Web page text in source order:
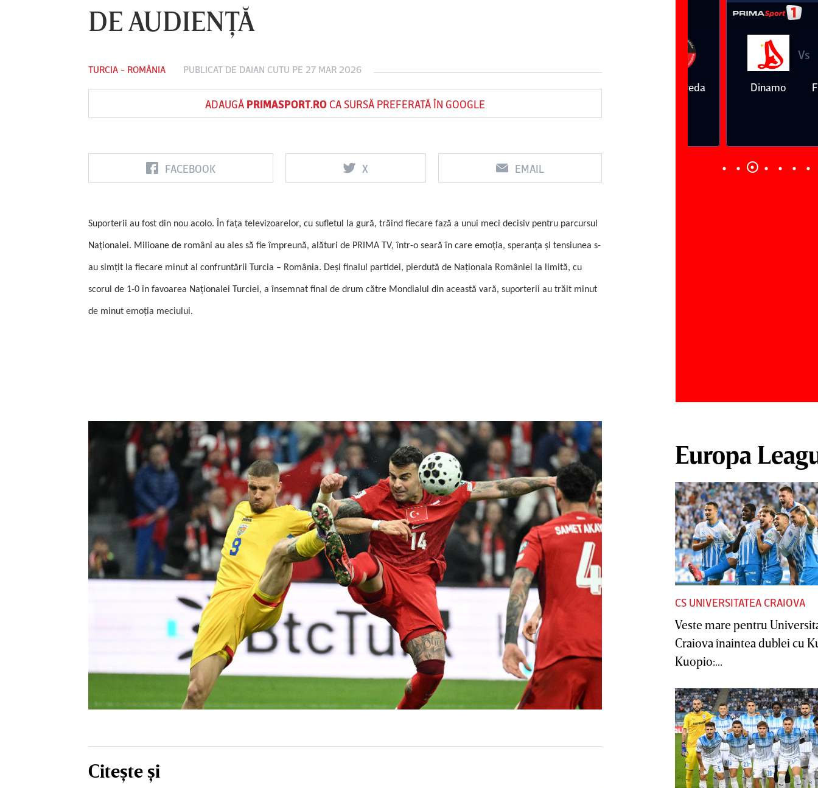
DE AUDIENŢĂ
TURCIA - ROMÂNIA PUBLICAT DE DAIAN CUTU PE 27 MAR 2026
ADAUGĂ PRIMASPORT.ROCA SURSĂ PREFERATĂ ÎN GOOGLE
FACEBOOK X EMAIL
Suporterii au fost din nou acolo. În faţa televizoarelor, cu sufletul la gură, trăind fiecare fază a unui meci decisiv pentru parcursul
Naţionalei. Milioane de români au ales să fie împreună, alături de PRIMA TV, într-o seară în care emoţia, speranţa şi tensiunea s-
au simţit la fiecare minut al confruntării Turcia – România. Deşi finalul partidei, pierdută de Naţionala României la limită, cu
scorul de 1-0 în favoarea Naţionalei Turciei, a însemnat final de drum către Mondialul din această vară, suporterii au trăit minut
de minut emoţia meciului.
Citește și
FC Botoşani
Corvinul
Sepsi OSK Sf
Gheorghe
FCSB UTA Arad Rapid
Farul
Vs
FC
Europa
CS UNIVERSITATEA CRAIOVA
Veste mare pentru
Craiova înaintea dublei cu
Kuopio:...